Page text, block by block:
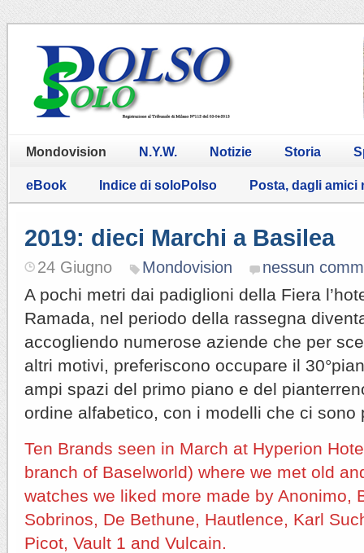
Mondovision N.Y.W. Notizie Storia
eBook Indice di soloPolso Posta, dagli amici
2019: dieci Marchi a Basilea
24 Giugno Mondovision nessun
A pochi metri dai padiglioni della Fiera
Ramada, nel periodo della rassegna
accogliendo numerose aziende che per
altri motivi, preferiscono occupare il
ampi spazi del primo piano e del
ordine alfabetico, con i modelli che ci sono
Ten Brands seen in March at Hyperion
branch of Baselworld) where we met old
watches we liked more made by Anonimo,
Sobrinos, De Bethune, Hautlence, Karl
Picot, Vault 1 and Vulcain.